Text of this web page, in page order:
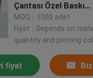
Çantası Özel Baskı
Biyodegradable Kağıt
MOQ：1000 adet
Fiyat：Depends on
quantity and printing
fiyat